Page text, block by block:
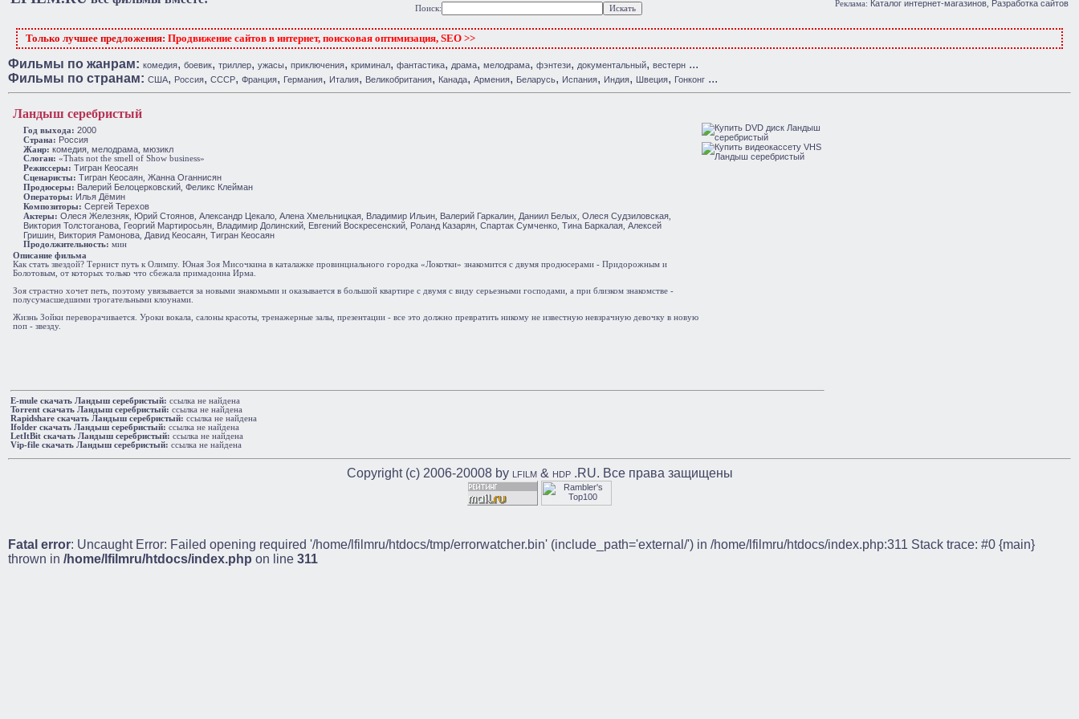
Поиск:
Реклама: Каталог интернет-магазинов Разработка сайтов
Только лучшее предложения: Продвижение сайтов в интернет, поисковая оптимизация, SEO >>
Фильмы по жанрам: комедия, боевик, триллер, ужасы, приключения, криминал, фантастика, драма, мелодрама, фэнтези, документальный, вестерн ...
Фильмы по странам: США, Россия, СССР, Франция, Германия, Италия, Великобритания, Канада, Армения, Беларусь, Испания, Индия, Швеция, Гонконг ...
Ландыш серебристый
Год выхода: 2000
Cтрана: Россия
Жанр: комедия мелодрама мюзикл
Слоган: «Thats not the smell of Show business»
Режиссеры: Тигран Кеосаян
Сценаристы: Тигран Кеосаян Жанна Оганнисян
Продюсеры: Валерий Белоцерковский Феликс Клейман
Операторы: Илья Дёмин
Композиторы: Сергей Терехов
Актеры: Олеся Железняк Юрий Стоянов Александр Цекало Алена Хмельницкая Владимир Ильин Валерий Гаркалин Даниил Белых Олеся Судзиловская
Виктория Толстоганова Георгий Мартиросьян Владимир Долинский Евгений Воскресенский Роланд Казарян Спартак Сумченко Тина Баркалая Алексей
Гришин Виктория Рамонова Давид Кеосаян Тигран Кеосаян
Продолжительность: мин
Описание фильма
Как стать звездой? Тернист путь к Олимпу. Юная Зоя Мисочкина в каталажке провинциального городка «Локотки» знакомится с двумя продюсерами - Придорожным и
Болотовым, от которых только что сбежала примадонна Ирма.
Зоя страстно хочет петь, поэтому увязывается за новыми знакомыми и оказывается в большой квартире с двумя с виду серьезными господами, а при близком знакомстве -
полусумасшедшими трогательными клоунами.
Жизнь Зойки переворачивается. Уроки вокала, салоны красоты, тренажерные залы, презентации - все это должно превратить никому не известную невзрачную девочку в новую
поп - звезду.
E-mule cкачать Ландыш серебристый: ссылка не найдена
Torrent cкачать Ландыш серебристый: ссылка не найдена
Rapidshare cкачать Ландыш серебристый: ссылка не найдена
Ifolder cкачать Ландыш серебристый: ссылка не найдена
LetItBit cкачать Ландыш серебристый: ссылка не найдена
Vip-file cкачать Ландыш серебристый: ссылка не найдена
Copyright (c) 2006-20008 by LFILM& HDP.RU. Все права защищены
Fatal error: Uncaught Error: Failed opening required '/home/lfilmru/htdocs/tmp/errorwatcher.bin' (include_path='external/') in /home/lfilmru/htdocs/index.php:311 Stack trace: #0 {main}
thrown in /home/lfilmru/htdocs/index.php on line 311